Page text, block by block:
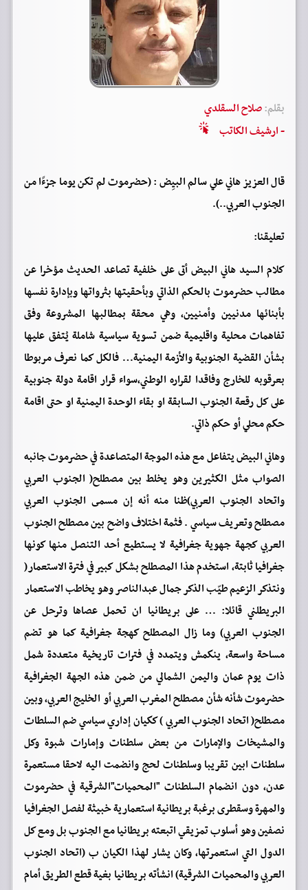
بقلم:صلاح السقلدي
- ارشيف الكاتب
قال العزيز هاني علي سالم البيِض : (حضرموت لم تكن يوما جزءًا من
الجنوب العربي..).
تعليقنا:
كلام السيد هاني البيض أتى على خلفية تصاعد الحديث مؤخرا عن
مطالب حضرموت بالحكم الذاتي وبأحقيتها بثرواتها وبإدارة نفسها
بأبنائها مدنيين وأمنيين، وهي محقة بمطالبها المشروعة وفق
تفاهمات محلية واقليمية ضمن تسوية سياسية شاملة يُتفق عليها
بشأن القضية الجنوبية والأزمة اليمنية… فالكل كما نعرف مربوطا
بعرقوبه للخارج وفاقدا لقراره الوطني،سواء قرار اقامة دولة جنوبية
على كل رقعة الجنوب السابقة او بقاء الوحدة اليمنية او حتى اقامة
حكم محلي أو حكم ذاتي.
وهاني البيض يتفاعل مع هذه الموجة المتصاعدة في حضرموت جانبه
الصواب مثل الكثيرين وهو يخلط بين مصطلح( الجنوب العربي
واتحاد الجنوب العربي)ظنا منه أنه إن مسمى الجنوب العربي
مصطلح وتعريف سياسي . فثمة اختلاف واضح بين مصطلح الجنوب
العربي كجهة جهوية جغرافية لا يستطيع أحد التنصل منها كونها
جغرافيا ثابتة، استخدم هذا المصطلح بشكل كبير في فترة الاستعمار(
ونتذكر الزعيم طيّب الذكر جمال عبدالناصر وهو يخاطب الاستعمار
البريطلني قائلا: … على بريطانيا ان تحمل عصاها وترحل عن
الجنوب العربي) وما زال المصطلح كهجة جغرافية كما هو تضم
مساحة واسعة، ينكمش ويتمدد في فترات تاريخية متعددة شمل
ذات يوم عمان واليمن الشمالي من ضمن هذه الجهة الجغرافية
حضرموت شأنه شأن مصطلح المغرب العربي أو الخليج العربي، وبين
مصطلح( اتحاد الجنوب العربي ) ككيان إداري سياسي ضم السلطات
والمشيخات والإمارات من بعض سلطنات وإمارات شبوة وكل
سلطنات ابين تقريبا وسلطنات لحج وانضمت اليه لاحقا مستعمرة
عدن، دون انضمام السلطنات "المحميات"الشرقية في حضرموت
والمهرة وسقطرى برغبة بريطانية استعمارية خبيثة لفصل الجغرافيا
نصفين وهو أسلوب تمزيقي اتبعته بريطانيا مع الجنوب بل ومع كل
الدول التي استعمرتها، وكان يشار لهذا الكيان ب (اتحاد الجنوب
العربي والمحميات الشرقية) انشأته بريطانيا بغية قطع الطريق أمام